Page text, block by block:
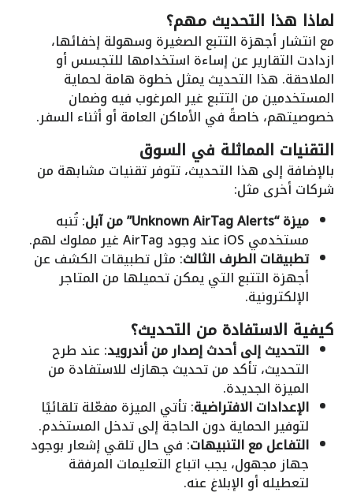
لماذا هذا التحديث مهم؟
مع انتشار أجهزة التتبع الصغيرة وسهولة إخفائها،
ازدادت التقارير عن إساءة استخدامها للتجسس أو
الملاحقة. هذا التحديث يمثل خطوة هامة لحماية
المستخدمين من التتبع غير المرغوب فيه وضمان
خصوصيتهم، خاصةً في الأماكن العامة أو أثناء السفر.
التقنيات المماثلة في السوق
بالإضافة إلى هذا التحديث، تتوفر تقنيات مشابهة من
شركات أخرى مثل:
ميزة “Unknown AirTag Alerts” من آبل
: تُنبه
مستخدمي iOS عند وجود AirTag غير مملوك لهم.
تطبيقات الطرف الثالث: مثل تطبيقات الكشف عن
أجهزة التتبع التي يمكن تحميلها من المتاجر
الإلكترونية.
كيفية الاستفادة من التحديث؟
التحديث إلى أحدث إصدار من أندرويد: عند طرح
التحديث، تأكد من تحديث جهازك للاستفادة من
الميزة الجديدة.
الإعدادات الافتراضية: تأتي الميزة مفعّلة تلقائيًا
لتوفير الحماية دون الحاجة إلى تدخل المستخدم.
التفاعل مع التنبيهات: في حال تلقي إشعار بوجود
جهاز مجهول، يجب اتباع التعليمات المرفقة
لتعطيله أو الإبلاغ عنه.